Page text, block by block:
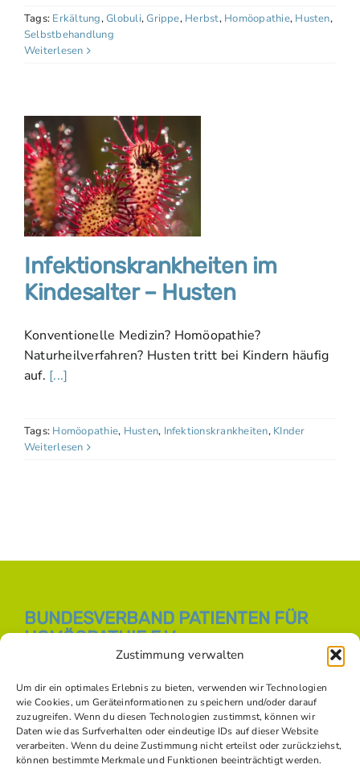
Zustimmung verwalten
Um dir ein optimales Erlebnis zu bieten, verwenden wir Technologien
wie Cookies, um Geräteinformationen zu speichern und/oder darauf
zuzugreifen. Wenn du diesen Technologien zustimmst, können wir
Daten wie das Surfverhalten oder eindeutige IDs auf dieser Website
verarbeiten. Wenn du deine Zustimmung nicht erteilst oder zurückziehst,
können bestimmte Merkmale und Funktionen beeinträchtigt werden.
Tags: Erkältung,Globuli,Grippe, Herbst, Homöopathie, Husten,
Selbstbehandlung
Weiterlesen
Infektionskrankheiten im
Kindesalter – Husten
Konventionelle Medizin? Homöopathie?
Naturheilverfahren? Husten tritt bei Kindern häufig
auf. [...]
Tags: Homöopathie, Husten, Infektionskrankheiten, KInder
Weiterlesen
BUNDESVERBAND PATIENTEN FÜR
HOMÖOPATHIE E.V.
E-Mail:
info [at] bph-online.de
Webseite:Homöopathie Online
SOZIALE NETZWERKE